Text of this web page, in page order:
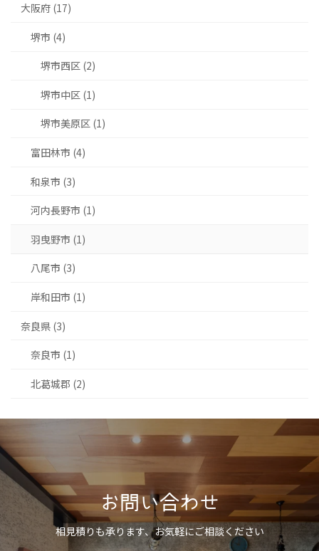
大阪府 (17)
堺市 (4)
堺市西区 (2)
堺市中区 (1)
堺市美原区 (1)
富田林市 (4)
和泉市 (3)
河内長野市 (1)
羽曳野市 (1)
八尾市 (3)
岸和田市 (1)
奈良県 (3)
奈良市 (1)
北葛城郡 (2)
お問い合わせ
相見積りも承ります、お気軽にご相談ください